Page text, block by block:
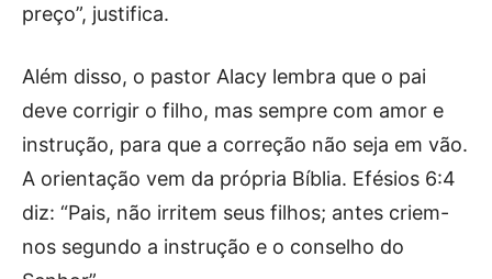
preço”, justifica.
Além disso, o pastor Alacy lembra que o pai
deve corrigir o filho, mas sempre com amor e
instrução, para que a correção não seja em vão.
A orientação vem da própria Bíblia. Efésios 6:4
diz: “Pais, não irritem seus filhos; antes criem-
nos segundo a instrução e o conselho do